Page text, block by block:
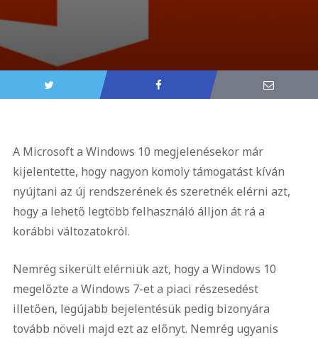
A Microsoft a Windows 10 megjelenésekor már
kijelentette, hogy nagyon komoly támogatást kíván
nyújtani az új rendszerének és szeretnék elérni azt,
hogy a lehető legtöbb felhasználó álljon át rá a
korábbi változatokról.
Nemrég sikerült elérniük azt, hogy a Windows 10
megelőzte a Windows 7-et a piaci részesedést
illetően, legújabb bejelentésük pedig bizonyára
tovább növeli majd ezt az előnyt. Nemrég ugyanis